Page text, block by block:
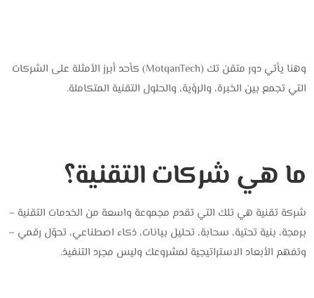
وهنا يأتي دور متقن تك (MotqanTech) كأحد أبرز الأمثلة على الشركات
التي تجمع بين الخبرة، والرؤية، والحلول التقنية المتكاملة.
ما هي شركات التقنية؟
شركة تقنية هي تلك التي تقدم مجموعة واسعة من الخدمات التقنية –
برمجة، بنية تحتية، سحابة، تحليل بيانات، ذكاء اصطناعي، تحوّل رقمي –
وتفهم الأبعاد الاستراتيجية لمشروعك وليس مجرد التنفيذ.